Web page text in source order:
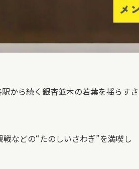
から続く銀杏並木の若葉を揺らすさ
などの“たのしいさわぎ”を満喫し